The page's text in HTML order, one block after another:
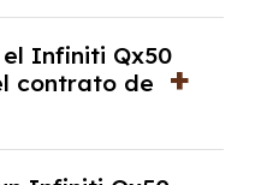
de renting con
y sin pagar
Infiniti Qx50
contrato de